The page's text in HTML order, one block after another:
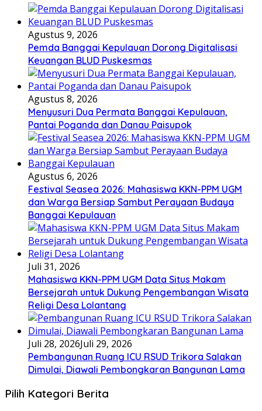
Agustus 9, 2026
Pemda Banggai Kepulauan Dorong Digitalisasi
Keuangan BLUD Puskesmas
Agustus 8, 2026
Menyusuri Dua Permata Banggai Kepulauan,
Pantai Poganda dan Danau Paisupok
Agustus 6, 2026
Festival Seasea 2026: Mahasiswa KKN-PPM UGM
dan Warga Bersiap Sambut Perayaan Budaya
Banggai Kepulauan
Juli 31, 2026
Mahasiswa KKN-PPM UGM Data Situs Makam
Bersejarah untuk Dukung Pengembangan Wisata
Religi Desa Lolantang
Juli 28, 2026Juli 29, 2026
Pembangunan Ruang ICU RSUD Trikora Salakan
Dimulai, Diawali Pembongkaran Bangunan Lama
Pilih Kategori Berita